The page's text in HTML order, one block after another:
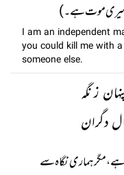
میری موت ہے۔)
I am an independent
you could kill me with
someone else.
ز نگہ
دگران
مگر ہماری نگاہ سے